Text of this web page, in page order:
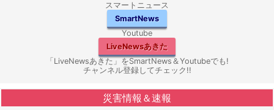
スマートニュース
SmartNews
Youtube
LiveNewsあきた
「LiveNewsあきた」をSmartNews＆Youtubeでも!
チャンネル登録してチェック!!
災害情報＆速報